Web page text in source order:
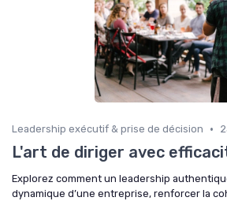
Leadership exécutif & prise de décision •
L'art de diriger avec
Explorez comment un leadership
dynamique d’une entreprise, renforcer la